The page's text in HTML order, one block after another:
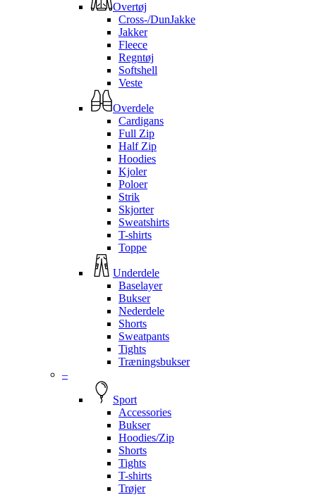
Overtøj
Cross-/DunJakke
Jakker
Fleece
Regntøj
Softshell
Veste
Overdele
Cardigans
Full Zip
Half Zip
Hoodies
Kjoler
Poloer
Strik
Skjorter
Sweatshirts
T-shirts
Toppe
Underdele
Baselayer
Bukser
Nederdele
Shorts
Sweatpants
Tights
Træningsbukser
–
Sport
Accessories
Bukser
Hoodies/Zip
Shorts
Tights
T-shirts
Trøjer